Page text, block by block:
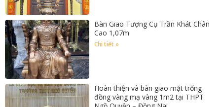
Bàn Giao Tượng Cụ Trần Khát Chân
Cao 1,07m
Chi tiết »
Hoàn thiện và bàn giao mặt trống
đồng vàng mạ vàng 1m2 tại THPT